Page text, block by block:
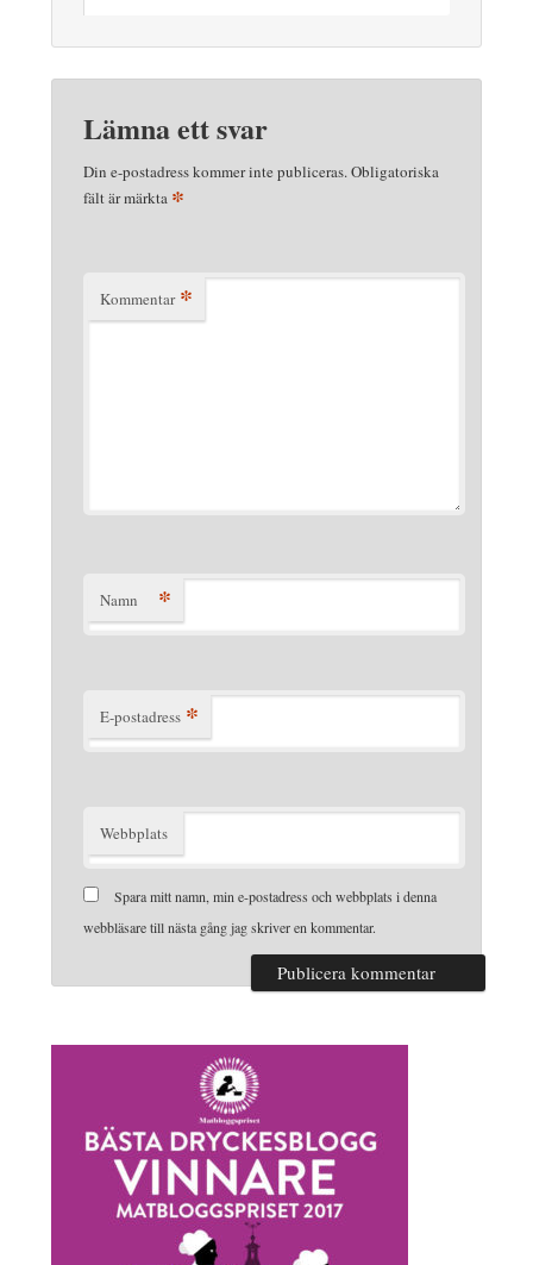
Lämna ett svar
Din e-postadress kommer inte publiceras.Obligatoriska
fält är märkta *
Kommentar *
Namn *
E-postadress *
Webbplats
Spara mitt namn, min e-postadress och webbplats i denna
webbläsare till nästa gång jag skriver en kommentar.